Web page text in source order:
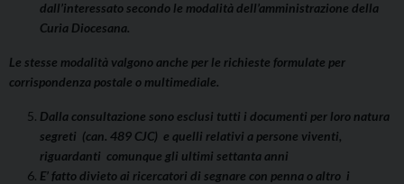
dall’interessato secondo le modalità dell’amministrazione della
Curia Diocesana.
Le stesse modalità valgono anche per le richieste formulate per
corrispondenza postale o multimediale.
Dalla consultazione sono esclusi tutti i documenti per loro natura
segreti (can. 489 CJC) e quelli relativi a persone viventi,
riguardanti comunque gli ultimi settanta anni
E’ fatto divieto ai ricercatori di segnare con penna o altro i